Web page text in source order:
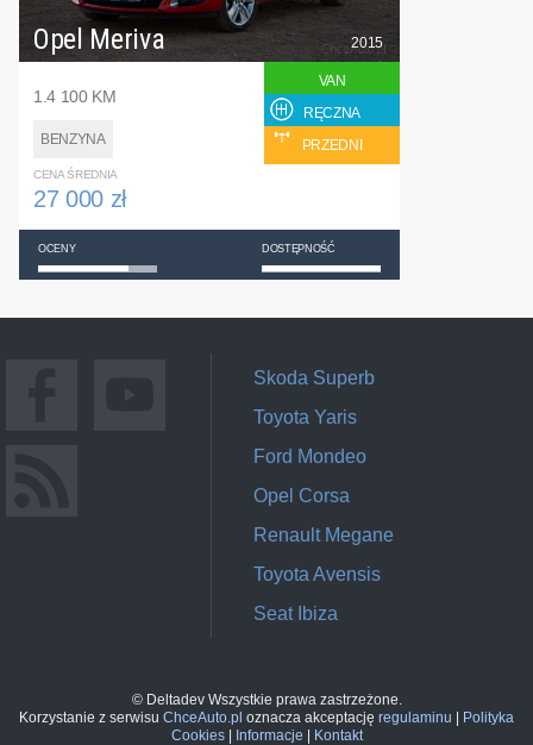
Opel Meriva
1.4 100 KM
BENZYNA
2015
VAN
RĘCZNA
PRZEDNI
CENA ŚREDNIA
27 000 zł
OCENY DOSTĘPNOŚĆ
Skoda Superb
Toyota Yaris
Ford Mondeo
Opel Corsa
Renault Megane
Toyota Avensis
Seat Ibiza
© Deltadev Wszystkie prawa zastrzeżone.
Korzystanie z serwisu ChceAuto.pl oznacza akceptację regulaminu
Polityka
Cookies| Informacje Kontakt